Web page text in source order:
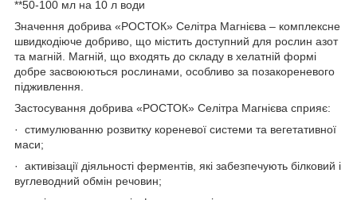
**50-100 мл на 10 л води
Значення добрива «РОСТОК» Селітра Магнієва – комплексне
швидкодіюче добриво, що містить доступний для рослин азот
та магній. Магній, що входять до складу в хелатній формі
добре засвоюються рослинами, особливо за позакореневого
підживлення.
Застосування добрива «РОСТОК» Селітра Магнієва сприяє:
· стимулюванню розвитку кореневої системи та вегетативної
маси;
· активізації діяльності ферментів, які забезпечують білковий і
вуглеводний обмін речовин;